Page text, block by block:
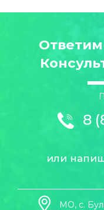
8
или
МО, с.